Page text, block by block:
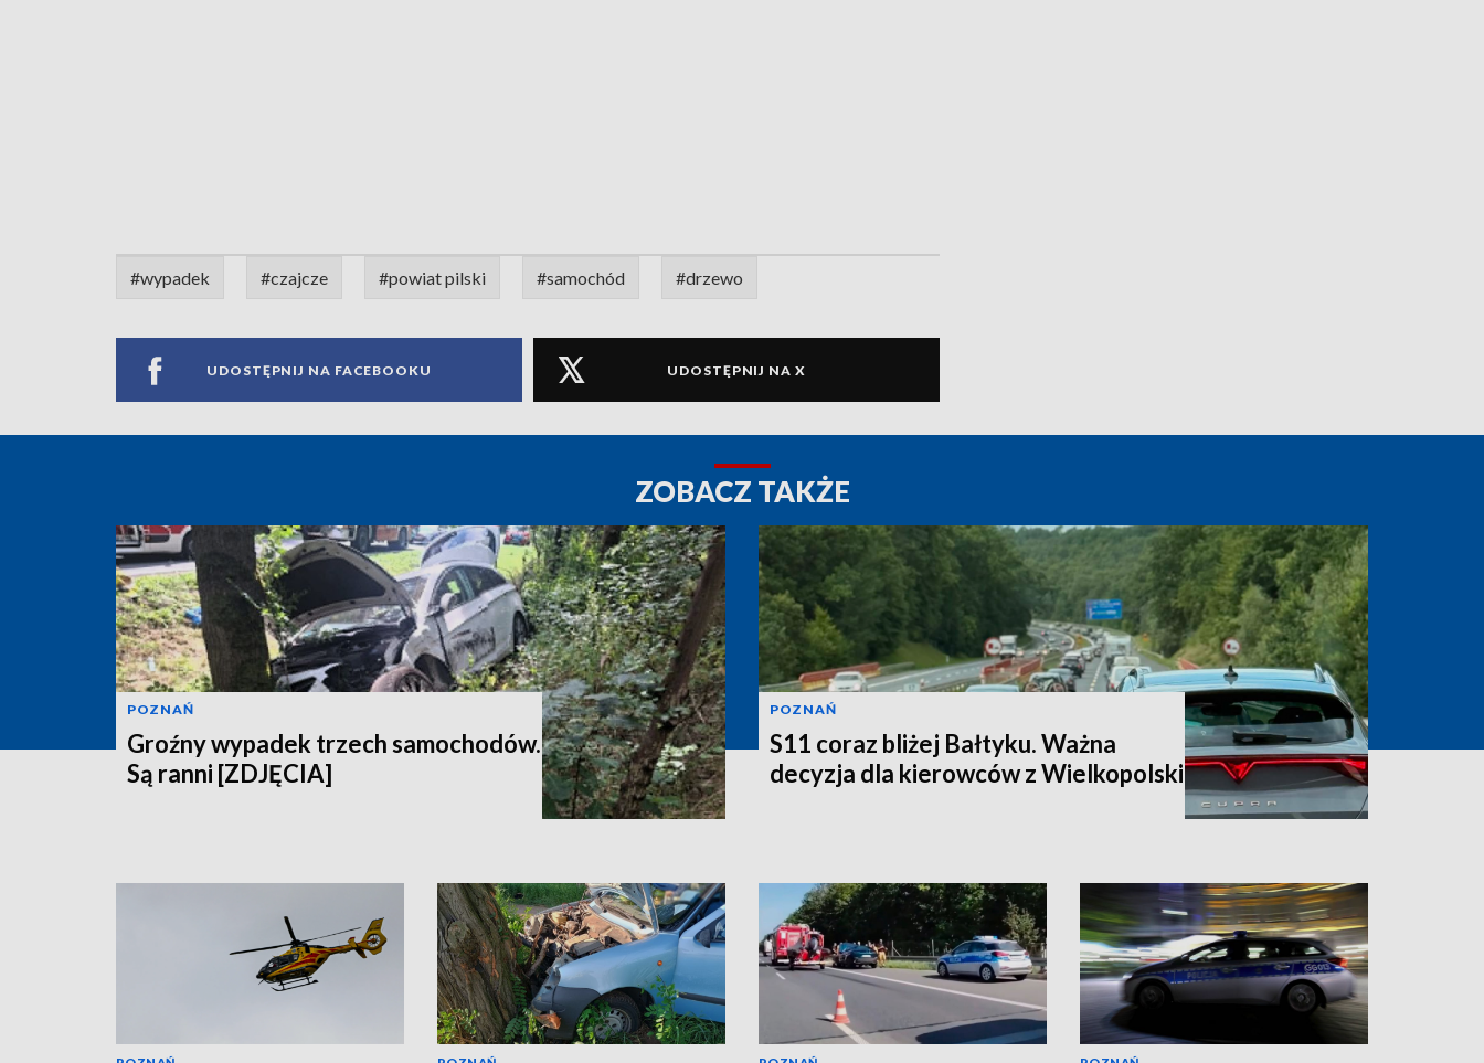
#wypadek #czajcze #powiat pilski #samochód #drzewo
UDOSTĘPNIJ NA FACEBOOKU UDOSTĘPNIJ NA X
ZOBACZ TAKŻE
POZNAŃ
Groźny wypadek trzech samochodów.
Są ranni [ZDJĘCIA]
POZNAŃ
S11 coraz bliżej Bałtyku. Ważna
decyzja dla kierowców z Wielkopolski